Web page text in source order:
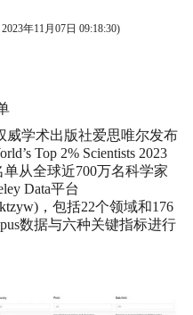
2023年11月07日 09:18:30)
威学术出版社爱思唯尔发布
Top 2% Scientists 2023
从全球近700万名科学家
Data平台
)，包括22个领域和176
数据与六种关键指标进行